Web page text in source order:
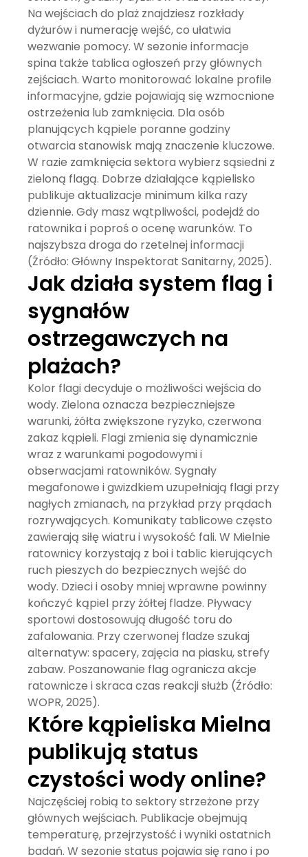
Na wejściach do plaż znajdziesz rozkłady
dyżurów i numerację wejść, co ułatwia
wezwanie pomocy. W sezonie informacje
spina także tablica ogłoszeń przy głównych
zejściach. Warto monitorować lokalne profile
informacyjne, gdzie pojawiają się wzmocnione
ostrzeżenia lub zamknięcia. Dla osób
planujących kąpiele poranne godziny
otwarcia stanowisk mają znaczenie kluczowe.
W razie zamknięcia sektora wybierz sąsiedni z
zieloną flagą. Dobrze działające kąpielisko
publikuje aktualizacje minimum kilka razy
dziennie. Gdy masz wątpliwości, podejdź do
ratownika i poproś o ocenę warunków. To
najszybsza droga do rzetelnej informacji
(Źródło: Główny Inspektorat Sanitarny, 2025).
Jak działa system flag i
sygnałów
ostrzegawczych na
plażach?
Kolor flagi decyduje o możliwości wejścia do
wody. Zielona oznacza bezpieczniejsze
warunki, żółta zwiększone ryzyko, czerwona
zakaz kąpieli. Flagi zmienia się dynamicznie
wraz z warunkami pogodowymi i
obserwacjami ratowników. Sygnały
megafonowe i gwizdkiem uzupełniają flagi przy
nagłych zmianach, na przykład przy prądach
rozrywających. Komunikaty tablicowe często
zawierają siłę wiatru i wysokość fali. W Mielnie
ratownicy korzystają z boi i tablic kierujących
ruch pieszych do bezpiecznych wejść do
wody. Dzieci i osoby mniej wprawne powinny
kończyć kąpiel przy żółtej fladze. Pływacy
sportowi dostosowują długość toru do
zafalowania. Przy czerwonej fladze szukaj
alternatyw: spacery, zajęcia na piasku, strefy
zabaw. Poszanowanie flag ogranicza akcje
ratownicze i skraca czas reakcji służb (Źródło:
WOPR, 2025).
Które kąpieliska Mielna
publikują status
czystości wody online?
Najczęściej robią to sektory strzeżone przy
głównych wejściach. Publikacje obejmują
temperaturę, przejrzystość i wyniki ostatnich
badań. W sezonie status pojawia się rano i po